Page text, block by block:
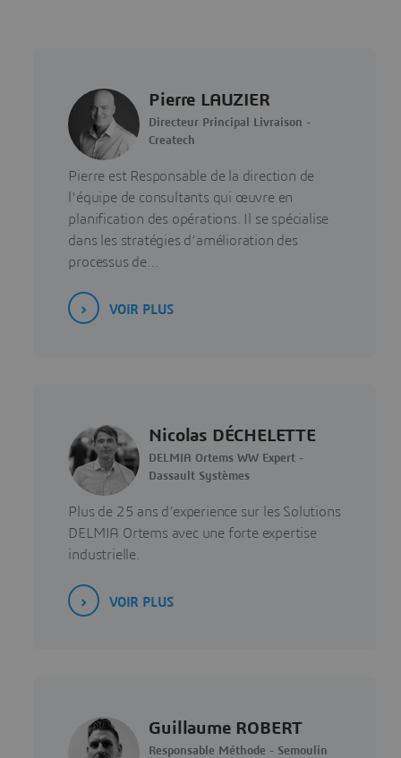
Pierre LAUZIER
Directeur Principal Livraison -
Createch
Pierre est Responsable de la direction de
l'équipe de consultants qui œuvre en
planification des opérations. Il se spécialise
dans les stratégies d’amélioration des
processus de…
VOIR PLUS
Nicolas DÉCHELETTE
DELMIA Ortems WW Expert -
Dassault Systèmes
Plus de 25 ans d’experience sur les Solutions
DELMIA Ortems avec une forte expertise
industrielle.
VOIR PLUS
Guillaume ROBERT
Responsable Méthode - Semoulin